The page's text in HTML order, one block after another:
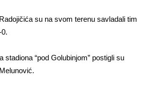
su na svom terenu savladali tim
stadiona “pod Golubinjom” postigli su